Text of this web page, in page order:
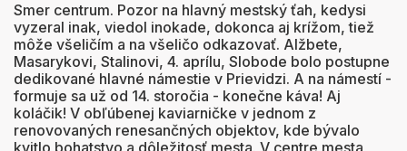
Smer centrum. Pozor na hlavný mestský ťah, kedysi
vyzeral inak, viedol inokade, dokonca aj krížom, tiež
môže všeličím a na všeličo odkazovať. Alžbete,
Masarykovi, Stalinovi, 4. aprílu, Slobode bolo postupne
dedikované hlavné námestie v Prievidzi. A na námestí -
formuje sa už od 14. storočia - konečne káva! Aj
koláčik! V obľúbenej kaviarničke v jednom z
renovovaných renesančných objektov, kde bývalo
kvitlo bohatstvo a dôležitosť mesta. V centre mesta